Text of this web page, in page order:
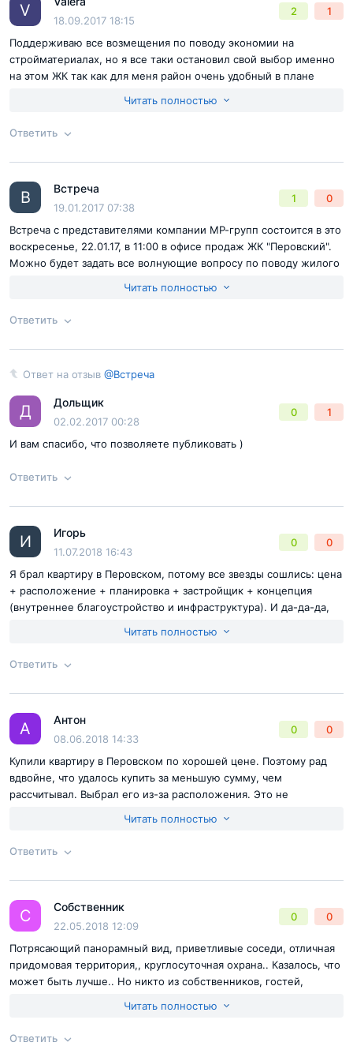
Отправить комментарий
повезло взять со скидкой. Но хотя, я вижу, что и сейчас акции
не редкость. Взять можно довольно выгодно. Я могу сказать,
что не разочаровал нас комплекс и застройщик.
Ответ на отзыв
Согласен справилами публикациина сайте
Отправить комментарий
V
18.09.2017 18:15
2 1
Поддерживаю все возмещения по поводу экономии на
стройматериалах, но я все таки остановил свой выбор именно
на этом ЖК так как для меня район очень удобный в плане
вокруг, планировки, цена меня устраивают. По поводу внешнего
Читать полностью
Ответить
Ответ на отзыв
Согласен справилами публикациина сайте
В Встреча
19.01.2017 07:38
1 0
Встреча с представителями компании МР-групп состоится в это
воскресенье, 22.01.17, в 11:00 в офисе продаж ЖК "Перовский".
Можно будет задать все волнующие вопросу по поводу жилого
Читать полностью
Ответить
Ответ на отзыв @Встреча
Согласен с
Отправить комментарий
Ответ на отзыв @Встреча
Д Дольщик
02.02.2017 00:28
0 1
И вам спасибо, что позволяете публиковать )
Ответить
Ответ на отзыв
Согласен справилами публикациина сайте
Отправить комментарий
И Игорь
11.07.2018 16:43
0 0
Я брал квартиру в Перовском, потому все звезды сошлись: цена
+ расположение + планировка + застройщик + концепция
(внутреннее благоустройство и инфраструктура). И да-да-да,
это действительно круто и приятно, глазу и дышать, да и
Достоинства:Ничего кардинально отличного от других я не
скажу. Естественно плюс от расположения, приемлемая цена,
хорошая внутренняя инфраструктура, качественное сырье и
материалы – это я уже по приемке оценил, выдержали сроки
сдачи.
Читать полностью
Ответить
Ответ на отзыв
Согласен справилами публикациина сайте
Отправить комментарий
А Антон
08.06.2018 14:33
0 0
Купили квартиру в Перовском по хорошей цене. Поэтому рад
вдвойне, что удалось купить за меньшую сумму, чем
рассчитывал. Выбрал его из-за расположения. Это не
важный. У Перовского выгодное расположение с точки зрения
приемки.
Читать полностью
Ответить
Ответ на отзыв
С Собственник
22.05.2018 12:09
0 0
Потрясающий панорамный вид, приветливые соседи, отличная
придомовая территория,, круглосуточная охрана.. Казалось, что
может быть лучше.. Но никто из собственников, гостей,
фатальной для собственников, их близких и персонала.
Читать полностью
Ответить